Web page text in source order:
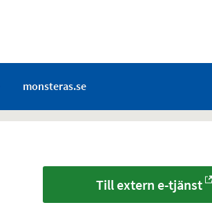
monsteras.se
Till extern e-tjänst